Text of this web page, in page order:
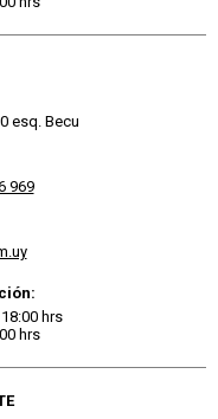
esq. Becu
969
hrs
hrs